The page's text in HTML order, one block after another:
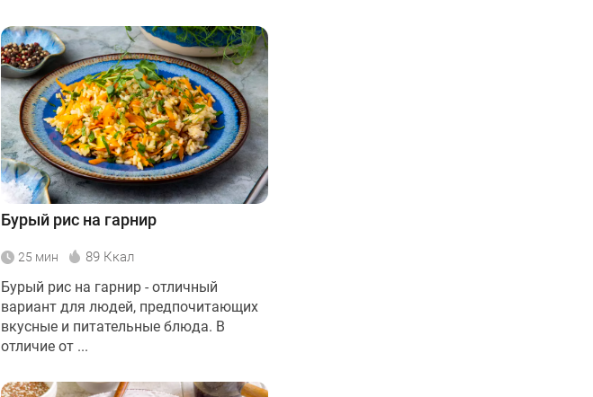
Бурый рис на гарнир
25 мин 89 Ккал
Бурый рис на гарнир - отличный
вариант для людей, предпочитающих
вкусные и питательные блюда. В
отличие от ...